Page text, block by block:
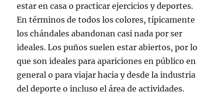
estar en casa o practicar ejercicios y deportes.
En términos de todos los colores, típicamente
los chándales abandonan casi nada por ser
ideales. Los puños suelen estar abiertos, por lo
que son ideales para apariciones en público en
general o para viajar hacia y desde la industria
del deporte o incluso el área de actividades.